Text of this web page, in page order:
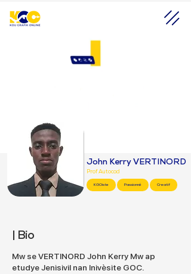
John Kerry VERTINORD
Prof Autocad
KGOiste Passionné Creatif
| Bio
Mw se VERTINORD John Kerry Mw ap
etudye Jenisivil nan Inivèsite GOC.